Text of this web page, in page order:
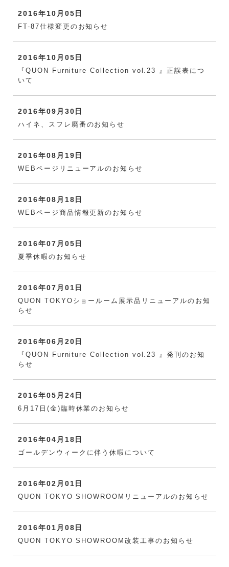
2016年10月05日
FT-87仕様変更のお知らせ
2016年10月05日
『QUON Furniture Collection vol.23 』正誤表につ
いて
2016年09月30日
ハイネ、スフレ廃番のお知らせ
2016年08月19日
WEBページリニューアルのお知らせ
2016年08月18日
WEBページ商品情報更新のお知らせ
2016年07月05日
夏季休暇のお知らせ
2016年07月01日
QUON TOKYOショールーム展示品リニューアルのお知
らせ
2016年06月20日
『QUON Furniture Collection vol.23 』発刊のお知
らせ
2016年05月24日
6月17日(金)臨時休業のお知らせ
2016年04月18日
ゴールデンウィークに伴う休暇について
2016年02月01日
QUON TOKYO SHOWROOMリニューアルのお知らせ
2016年01月08日
QUON TOKYO SHOWROOM改装工事のお知らせ